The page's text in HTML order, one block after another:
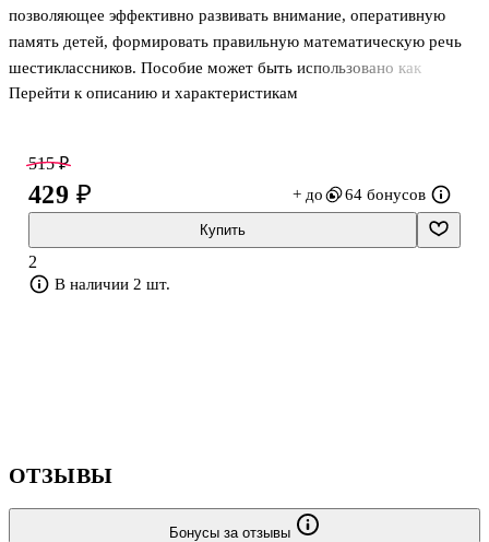
позволяющее эффективно развивать внимание, оперативную
память детей, формировать правильную математическую речь
шестиклассников. Пособие может быть использовано как
учителями для работы в классе, так и родителями для занятий" с
И. Шварцбурда «Математика—6». . . . . . . . . . . . . . .
Перейти к описанию и характеристикам
515 ₽
429 ₽ + до 64 бонусов
Купить
2
В наличии 2 шт.
ОТЗЫВЫ
Бонусы за отзывы